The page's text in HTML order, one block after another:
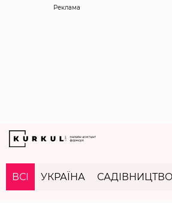
Реклама
ВСІ УКРАЇНА САДІВНИЦТВО